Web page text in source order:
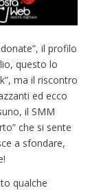
il profilo
questo lo
ma il riscontro
ed ecco
il SMM
che si sente
a sfondare,
qualche